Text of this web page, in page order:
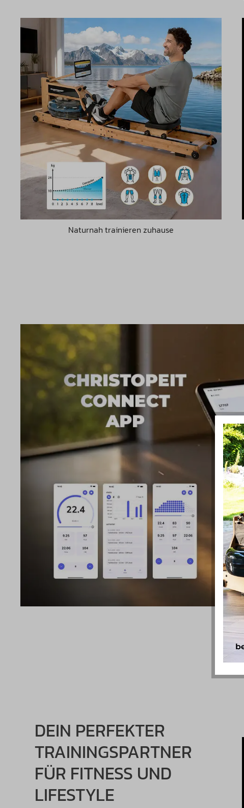
Naturnah trainieren zuhause
DEIN PERFEKTER
TRAININGSPARTNER
FÜR FITNESS UND
LIFESTYLE